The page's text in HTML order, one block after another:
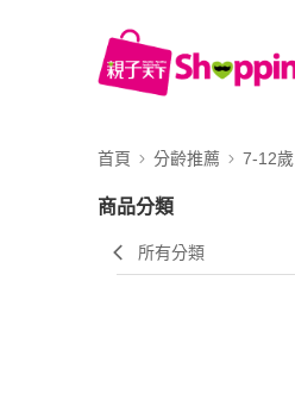
首頁 分齡推薦 7-12歲
商品分類
所有分類